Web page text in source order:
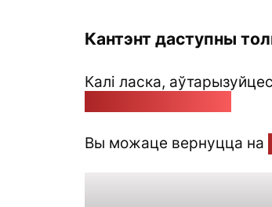
Кантэнт даступны
Калі ласка,
Вы можаце вернуцца на